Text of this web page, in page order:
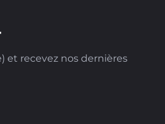
et recevez nos dernières